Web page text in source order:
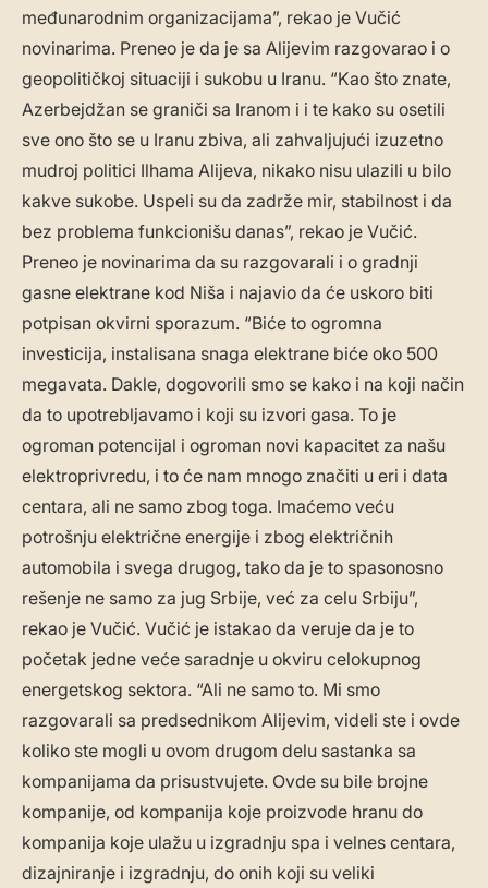
međunarodnim organizacijama”, rekao je Vučić
novinarima. Preneo je da je sa Alijevim razgovarao i o
geopolitičkoj situaciji i sukobu u Iranu. “Kao što znate,
Azerbejdžan se graniči sa Iranom i i te kako su osetili
sve ono što se u Iranu zbiva, ali zahvaljujući izuzetno
mudroj politici Ilhama Alijeva, nikako nisu ulazili u bilo
kakve sukobe. Uspeli su da zadrže mir, stabilnost i da
bez problema funkcionišu danas”, rekao je Vučić.
Preneo je novinarima da su razgovarali i o gradnji
gasne elektrane kod Niša i najavio da će uskoro biti
potpisan okvirni sporazum. “Biće to ogromna
investicija, instalisana snaga elektrane biće oko 500
megavata. Dakle, dogovorili smo se kako i na koji način
da to upotrebljavamo i koji su izvori gasa. To je
ogroman potencijal i ogroman novi kapacitet za našu
elektroprivredu, i to će nam mnogo značiti u eri i data
centara, ali ne samo zbog toga. Imaćemo veću
potrošnju električne energije i zbog električnih
automobila i svega drugog, tako da je to spasonosno
rešenje ne samo za jug Srbije, već za celu Srbiju”,
rekao je Vučić. Vučić je istakao da veruje da je to
početak jedne veće saradnje u okviru celokupnog
energetskog sektora. “Ali ne samo to. Mi smo
razgovarali sa predsednikom Alijevim, videli ste i ovde
koliko ste mogli u ovom drugom delu sastanka sa
kompanijama da prisustvujete. Ovde su bile brojne
kompanije, od kompanija koje proizvode hranu do
kompanija koje ulažu u izgradnju spa i velnes centara,
dizajniranje i izgradnju, do onih koji su veliki